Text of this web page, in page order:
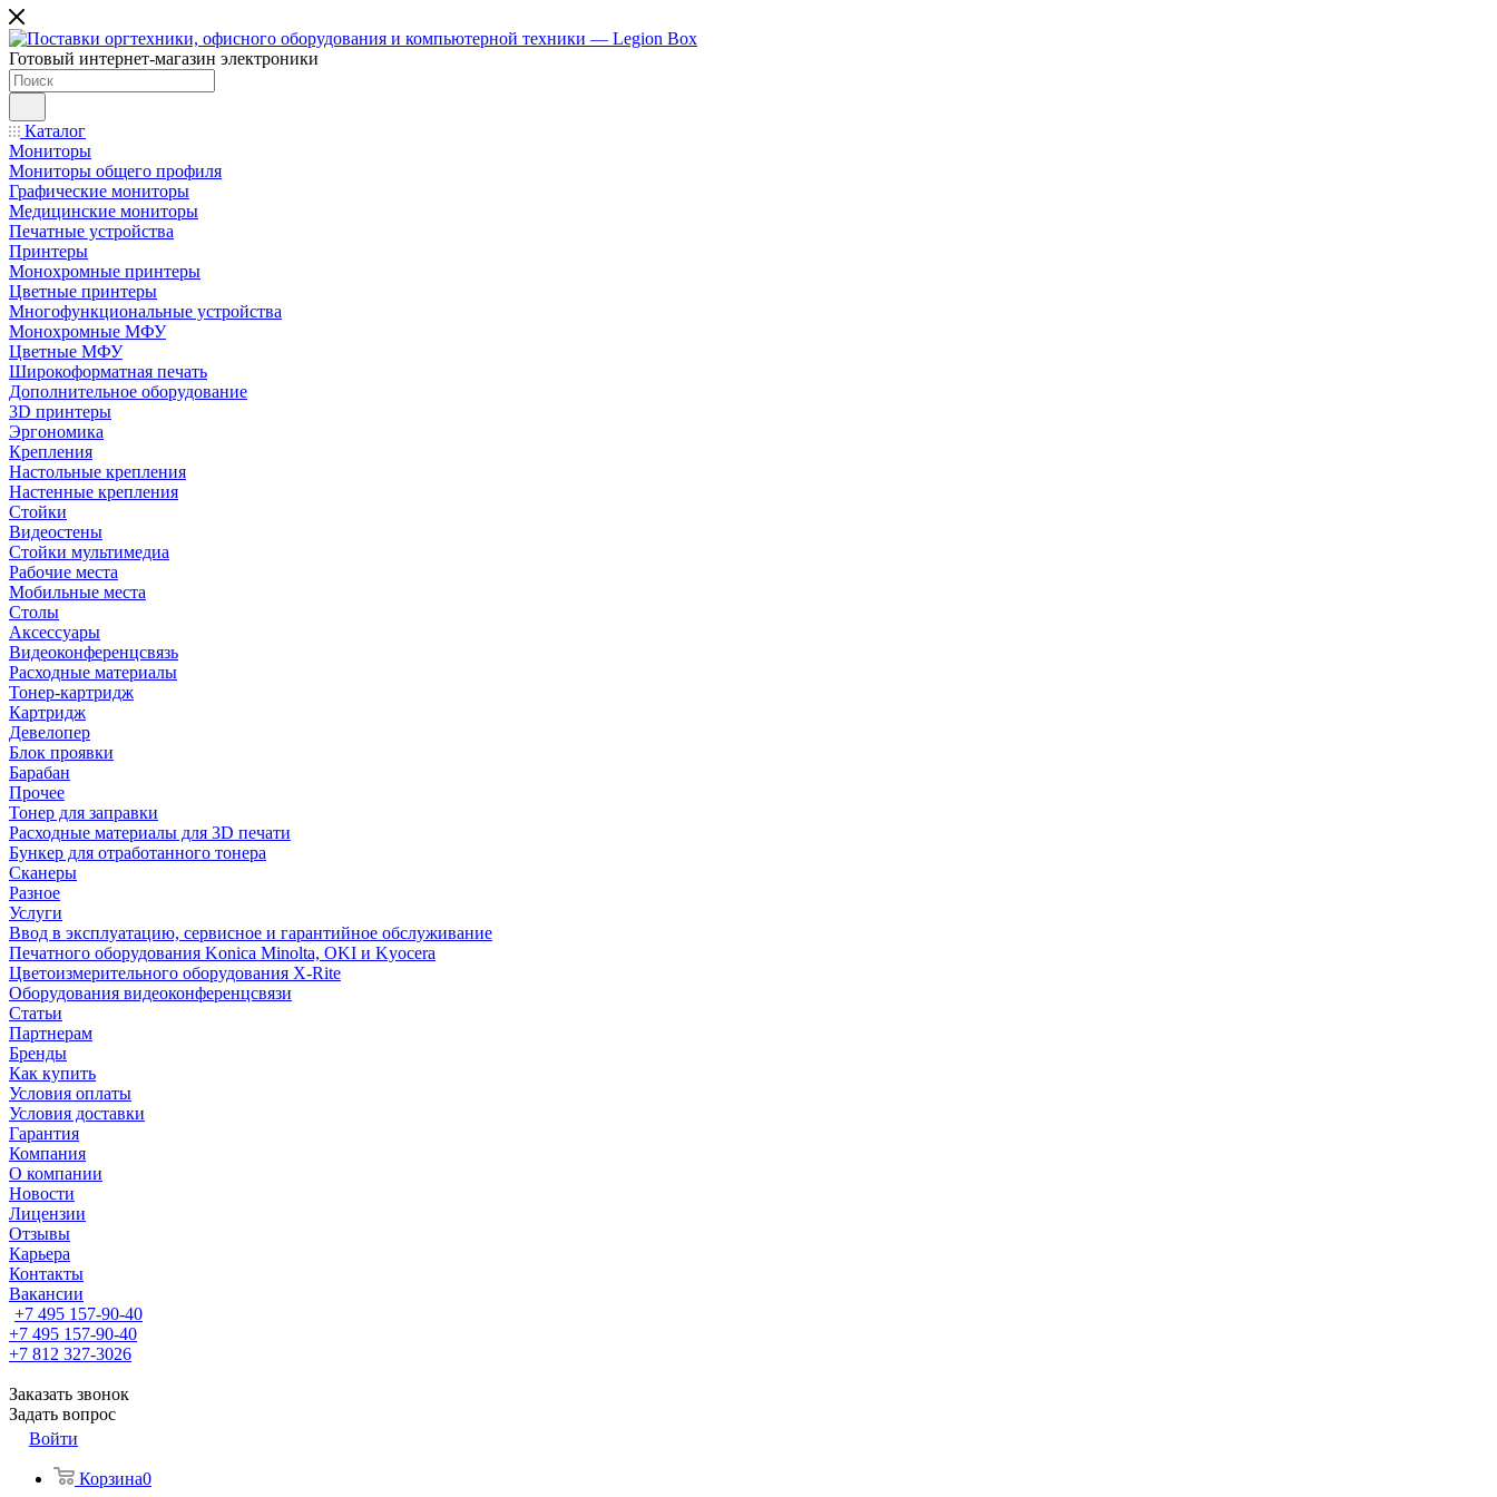
Готовый интернет-магазин электроники
Каталог
Мониторы
Мониторы общего профиля
Графические мониторы
Медицинские мониторы
Печатные устройства
Принтеры
Моноxромныe принтеры
Цвeтныe принтеры
Многофункциональные устройства
Монохромные МФУ
Цветные МФУ
Широкоформатная печать
Дополнительное оборудование
3D принтеры
Эргономика
Крепления
Настольные крепления
Настенные крепления
Стойки
Видеостены
Стойки мультимедиа
Рабочие места
Мобильные места
Столы
Аксессуары
Видеоконференцсвязь
Расходные материалы
Тонер-картридж
Картридж
Девелопер
Блок проявки
Барабан
Прочее
Тонер для заправки
Расходные материалы для 3D печати
Бункер для отработанного тонера
Сканеры
Разное
Услуги
Ввод в эксплуатацию, сервисное и гарантийное обслуживание
Печатного оборудования Konica Minolta, OKI и Kyocera
Цветоизмерительного оборудования X-Rite
Оборудования видеоконференцсвязи
Статьи
Партнерам
Бренды
Как купить
Условия оплаты
Условия доставки
Гарантия
Компания
О компании
Новости
Лицензии
Отзывы
Карьера
Контакты
Вакансии
+7 495 157-90-40
+7 495 157-90-40
+7 812 327-3026
Заказать звонок
Задать вопрос
Войти
Корзина0